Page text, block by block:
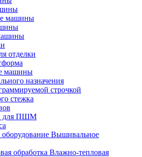
машины
отделки
машины
назначения
строчкой
стежка
для ПШМ
Вышивальное
Влажно-тепловая